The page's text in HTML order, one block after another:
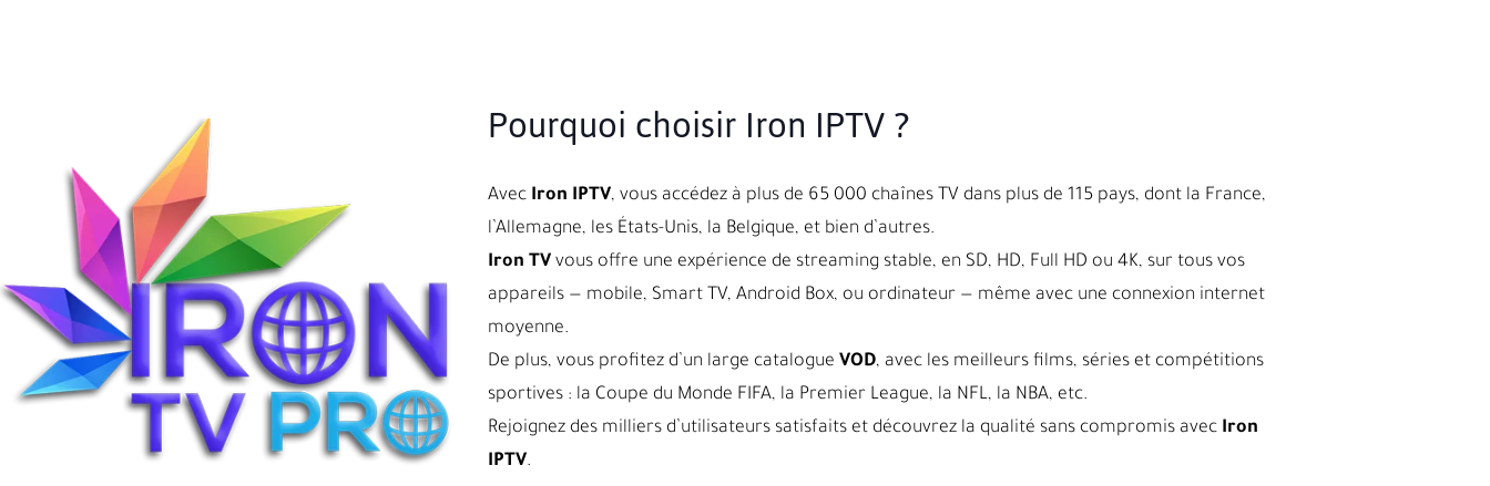
Pourquoi choisir Iron IPTV ?
Avec Iron IPTV, vous accédez à plus de 65 000 chaînes TV dans plus de 115 pays, dont la France,
l’Allemagne, les États-Unis, la Belgique, et bien d’autres.
Iron TVvous offre une expérience de streaming stable, en SD, HD, Full HD ou 4K, sur tous vos
appareils — mobile, Smart TV, Android Box, ou ordinateur — même avec une connexion internet
moyenne.
De plus, vous profitez d’un large catalogue VOD, avec les meilleurs films, séries et compétitions
sportives : la Coupe du Monde FIFA, la Premier League, la NFL, la NBA, etc.
Rejoignez des milliers d’utilisateurs satisfaits et découvrez la qualité sans compromis avec Iron
IPTV.